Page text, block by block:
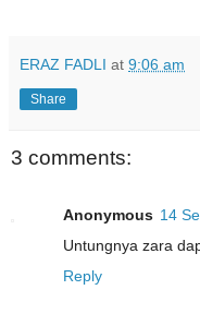
ERAZ FADLI at 9:06 am
Share
3 comments:
Anonymous 14
Untungnya zara
Reply